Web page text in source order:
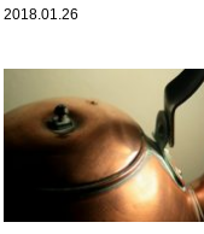
2018.01.26